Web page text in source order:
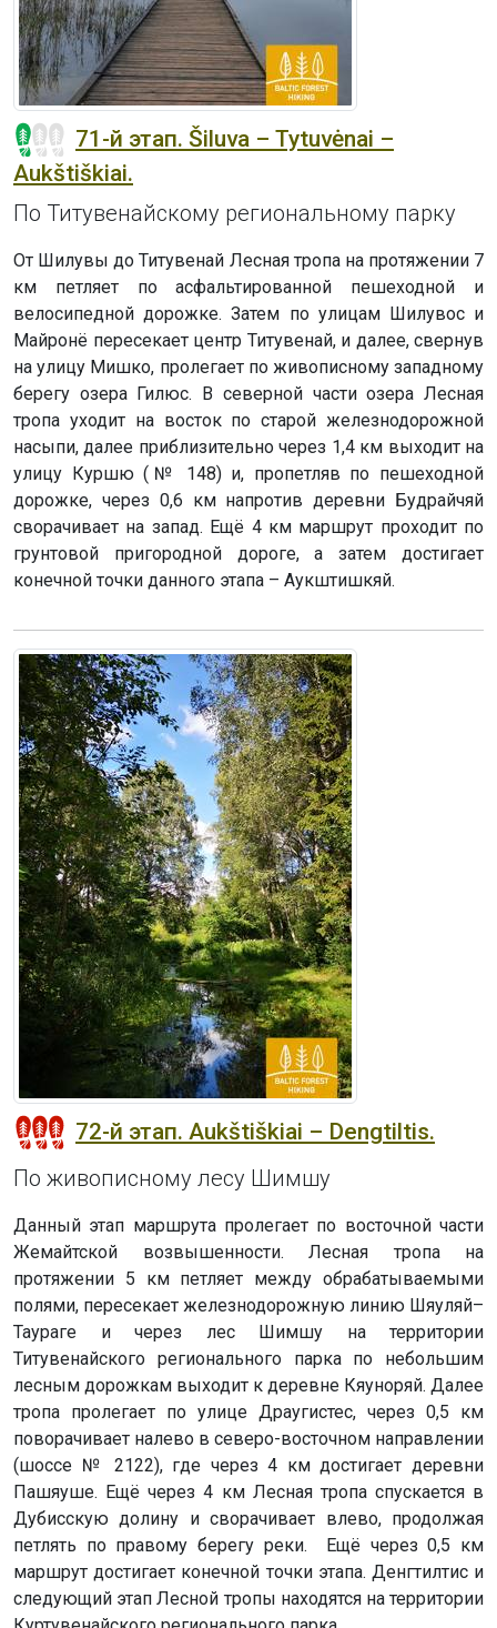
71-й этап. Šiluva – Tytuvėnai –
Aukštiškiai.
По Титувенайскому региональному парку
От Шилувы до Титувенай Лесная тропа на протяжении 7
км петляет по асфальтированной пешеходной и
велосипедной дорожке. Затем по улицам Шилувос и
Майронё пересекает центр Титувенай, и далее, свернув
на улицу Мишко, пролегает по живописному западному
берегу озера Гилюс. В северной части озера Лесная
тропа уходит на восток по старой железнодорожной
насыпи, далее приблизительно через 1,4 км выходит на
улицу Куршю (№ 148) и, пропетляв по пешеходной
дорожке, через 0,6 км напротив деревни Будрайчяй
сворачивает на запад. Ещё 4 км маршрут проходит по
грунтовой пригородной дороге, а затем достигает
конечной точки данного этапа – Аукштишкяй.
72-й этап. Aukštiškiai – Dengtiltis.
По живописному лесу Шимшу
Данный этап маршрута пролегает по восточной части
Жемайтской возвышенности. Лесная тропа на
протяжении 5 км петляет между обрабатываемыми
полями, пересекает железнодорожную линию Шяуляй–
Таураге и через лес Шимшу на территории
Титувенайского регионального парка по небольшим
лесным дорожкам выходит к деревне Кяуноряй. Далее
тропа пролегает по улице Драугистес, через 0,5 км
поворачивает налево в северо-восточном направлении
(шоссе № 2122), где через 4 км достигает деревни
Пашяуше. Ещё через 4 км Лесная тропа спускается в
Дубисскую долину и сворачивает влево, продолжая
петлять по правому берегу реки. Ещё через 0,5 км
маршрут достигает конечной точки этапа. Денгтилтис и
следующий этап Лесной тропы находятся на территории